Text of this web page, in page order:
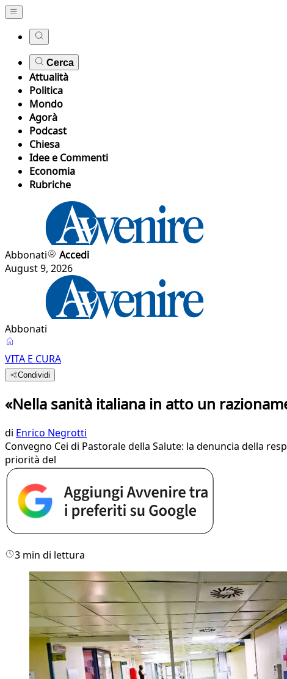
Cerca
Attualità
Politica
Mondo
Agorà
Podcast
Chiesa
Idee e Commenti
Economia
Rubriche
Abbonati
Accedi
August 9, 2026
Abbonati
VITA E CURA
Condividi
«Nella sanità italiana in atto un
di Enrico Negrotti
Convegno Cei di Pastorale della Salute: la denuncia della
priorità del
3 min di lettura